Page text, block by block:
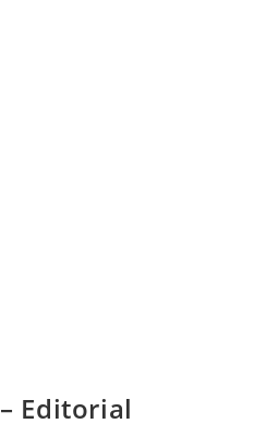
Editorial